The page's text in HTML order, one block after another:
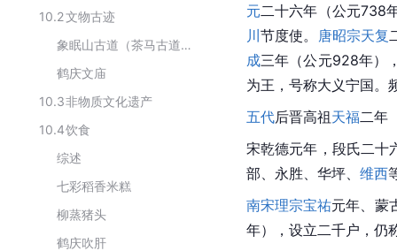
10.2文物古迹
象眠山古道（茶马古道鹤庆段）
鹤庆文庙
10.3非物质文化遗产
10.4饮食
综述
七彩稻香米糕
柳蒸猪头
鹤庆吹肝
元二十六年（公元738
川节度使。 唐昭宗天复
成三年（公元928年）
为王，号称大义宁国。
五代后晋高祖天福二年
宋乾德元年，段氏二十
部、永胜、华坪、 维西
南宋理宗宝祐元年、蒙
年），设立二千户，仍